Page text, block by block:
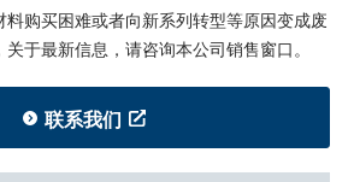
购买困难或者向新系列转型等原因变成废
于最新信息，请咨询本公司销售窗口。
联系我们